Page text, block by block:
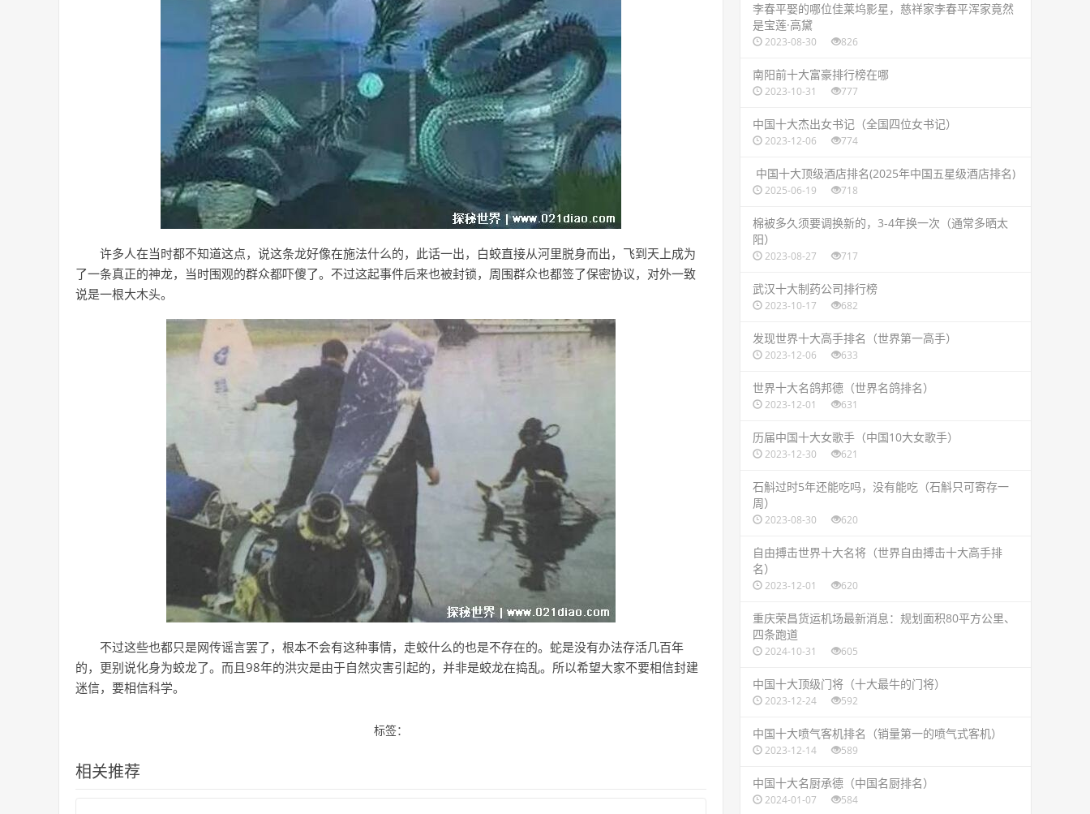
许多人在当时都不知道这点，说这条龙好像在施法什么的，此话一出，白蛟直接从河里脱身而出，飞到天上成为
了一条真正的神龙，当时围观的群众都吓傻了。不过这起事件后来也被封锁，周围群众也都签了保密协议，对外一致
说是一根大木头。
不过这些也都只是网传谣言罢了，根本不会有这种事情，走蛟什么的也是不存在的。蛇是没有办法存活几百年
的，更别说化身为蛟龙了。而且98年的洪灾是由于自然灾害引起的，并非是蛟龙在捣乱。所以希望大家不要相信封建
迷信，要相信科学。
标签：
相关推荐
​李春平娶的哪位佳莱坞影星，慈祥家李春平浑家竟然
是宝莲·高黛
2023-08-30 826
​南阳前十大富豪排行榜在哪
2023-10-31 777
​中国十大杰出女书记（全国四位女书记）
2023-12-06 774
​ 中国十大顶级酒店排名(2025年中国五星级酒店排名)
2025-06-19 718
​棉被多久须要调换新的，3-4年换一次（通常多晒太
阳）
2023-08-27 717
​武汉十大制药公司排行榜
2023-10-17 682
​发现世界十大高手排名（世界第一高手）
2023-12-06 633
​世界十大名鸽邦德（世界名鸽排名）
2023-12-01 631
​历届中国十大女歌手（中国10大女歌手）
2023-12-30 621
​石斛过时5年还能吃吗，没有能吃（石斛只可寄存一
周）
2023-08-30 620
​自由搏击世界十大名将（世界自由搏击十大高手排
名）
2023-12-01 620
​重庆荣昌货运机场最新消息：规划面积80平方公里、
四条跑道
2024-10-31 605
​中国十大顶级门将（十大最牛的门将）
2023-12-24 592
​中国十大喷气客机排名（销量第一的喷气式客机）
2023-12-14 589
​中国十大名厨承德（中国名厨排名）
2024-01-07 584